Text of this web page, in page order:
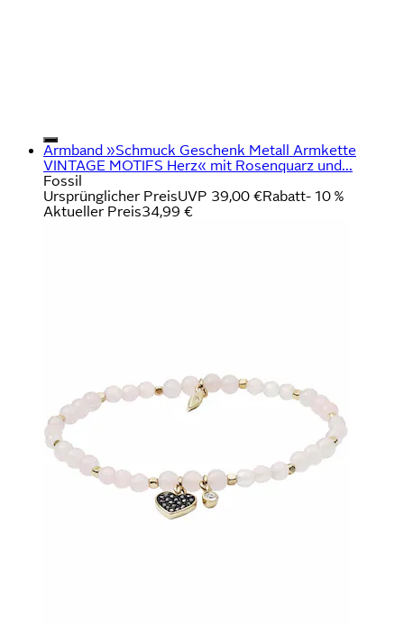
Armband »Schmuck Geschenk Metall Armkette
VINTAGE MOTIFS Herz« mit Rosenquarz und...
Fossil
Ursprünglicher PreisUVP 39,00 €Rabatt- 10 %
Aktueller Preis34,99 €